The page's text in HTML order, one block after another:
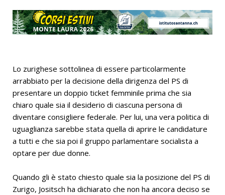
Lo zurighese sottolinea di essere particolarmente
arrabbiato per la decisione della dirigenza del PS di
presentare un doppio ticket femminile prima che sia
chiaro quale sia il desiderio di ciascuna persona di
diventare consigliere federale. Per lui, una vera politica di
uguaglianza sarebbe stata quella di aprire le candidature
a tutti e che sia poi il gruppo parlamentare socialista a
optare per due donne.
Quando gli è stato chiesto quale sia la posizione del PS di
Zurigo, Jositsch ha dichiarato che non ha ancora deciso se